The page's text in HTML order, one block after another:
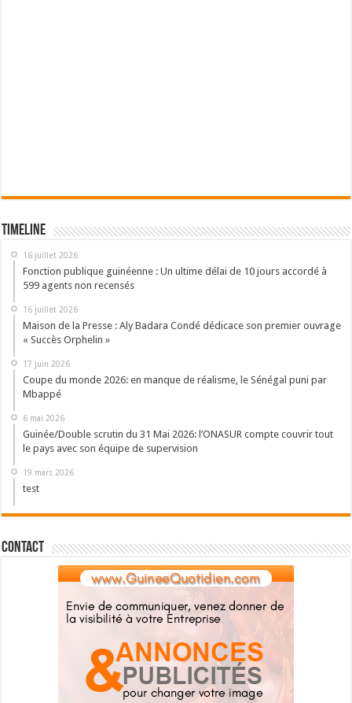
Timeline
16 juillet 2026
Fonction publique guinéenne : Un ultime délai de 10 jours accordé à
599 agents non recensés
16 juillet 2026
Maison de la Presse : Aly Badara Condé dédicace son premier ouvrage
« Succès Orphelin »
17 juin 2026
Coupe du monde 2026: en manque de réalisme, le Sénégal puni par
Mbappé
6 mai 2026
Guinée/Double scrutin du 31 Mai 2026: l’ONASUR compte couvrir tout
le pays avec son équipe de supervision
19 mars 2026
test
Contact